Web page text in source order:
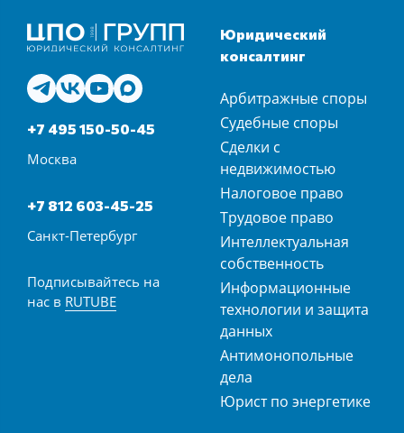
+7 495 150-50-45
Москва
+7 812 603-45-25
Санкт-Петербург
Подписывайтесь на
нас в RUTUBE
Юридический
консалтинг
Арбитражные споры
Судебные споры
Сделки с
недвижимостью
Налоговое право
Трудовое право
Интеллектуальная
собственность
Информационные
технологии и защита
данных
Антимонопольные
дела
Юрист по энергетике